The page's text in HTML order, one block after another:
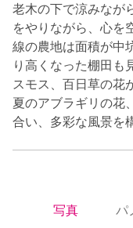
老木の下で涼みなが
をやりながら、心を
線の農地は面積が中
り高くなった棚田も
スモス、百日草の花
夏のアブラギリの花
合い、多彩な風景を
照片
写真 全
パ